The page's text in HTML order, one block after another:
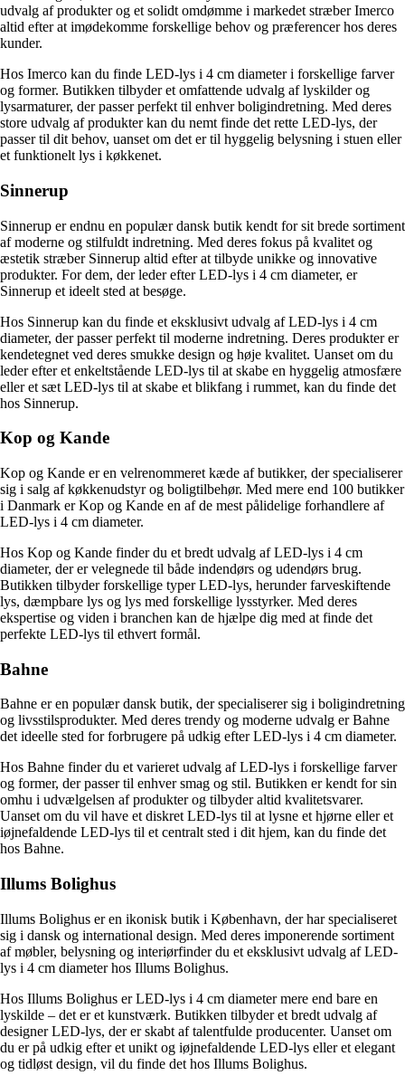
udvalg af produkter og et solidt omdømme i markedet stræber Imerco
altid efter at imødekomme forskellige behov og præferencer hos deres
kunder.
Hos Imerco kan du finde LED-lys i 4 cm diameter i forskellige farver
og former. Butikken tilbyder et omfattende udvalg af lyskilder og
lysarmaturer, der passer perfekt til enhver boligindretning. Med deres
store udvalg af produkter kan du nemt finde det rette LED-lys, der
passer til dit behov, uanset om det er til hyggelig belysning i stuen eller
et funktionelt lys i køkkenet.
Sinnerup
Sinnerup er endnu en populær dansk butik kendt for sit brede sortiment
af moderne og stilfuldt indretning. Med deres fokus på kvalitet og
æstetik stræber Sinnerup altid efter at tilbyde unikke og innovative
produkter. For dem, der leder efter LED-lys i 4 cm diameter, er
Sinnerup et ideelt sted at besøge.
Hos Sinnerup kan du finde et eksklusivt udvalg af LED-lys i 4 cm
diameter, der passer perfekt til moderne indretning. Deres produkter er
kendetegnet ved deres smukke design og høje kvalitet. Uanset om du
leder efter et enkeltstående LED-lys til at skabe en hyggelig atmosfære
eller et sæt LED-lys til at skabe et blikfang i rummet, kan du finde det
hos Sinnerup.
Kop og Kande
Kop og Kande er en velrenommeret kæde af butikker, der specialiserer
sig i salg af køkkenudstyr og boligtilbehør. Med mere end 100 butikker
i Danmark er Kop og Kande en af de mest pålidelige forhandlere af
LED-lys i 4 cm diameter.
Hos Kop og Kande finder du et bredt udvalg af LED-lys i 4 cm
diameter, der er velegnede til både indendørs og udendørs brug.
Butikken tilbyder forskellige typer LED-lys, herunder farveskiftende
lys, dæmpbare lys og lys med forskellige lysstyrker. Med deres
ekspertise og viden i branchen kan de hjælpe dig med at finde det
perfekte LED-lys til ethvert formål.
Bahne
Bahne er en populær dansk butik, der specialiserer sig i boligindretning
og livsstilsprodukter. Med deres trendy og moderne udvalg er Bahne
det ideelle sted for forbrugere på udkig efter LED-lys i 4 cm diameter.
Hos Bahne finder du et varieret udvalg af LED-lys i forskellige farver
og former, der passer til enhver smag og stil. Butikken er kendt for sin
omhu i udvælgelsen af produkter og tilbyder altid kvalitetsvarer.
Uanset om du vil have et diskret LED-lys til at lysne et hjørne eller et
iøjnefaldende LED-lys til et centralt sted i dit hjem, kan du finde det
hos Bahne.
Illums Bolighus
Illums Bolighus er en ikonisk butik i København, der har specialiseret
sig i dansk og international design. Med deres imponerende sortiment
af møbler, belysning og interiørfinder du et eksklusivt udvalg af LED-
lys i 4 cm diameter hos Illums Bolighus.
Hos Illums Bolighus er LED-lys i 4 cm diameter mere end bare en
lyskilde – det er et kunstværk. Butikken tilbyder et bredt udvalg af
designer LED-lys, der er skabt af talentfulde producenter. Uanset om
du er på udkig efter et unikt og iøjnefaldende LED-lys eller et elegant
og tidløst design, vil du finde det hos Illums Bolighus.